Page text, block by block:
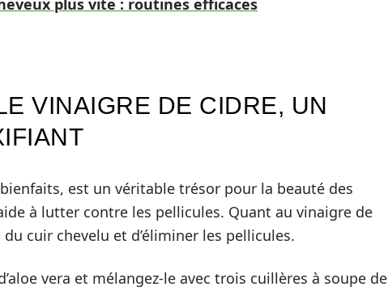
plus vite : routines efficaces
VINAIGRE DE CIDRE, UN
est un véritable trésor pour la beauté des
à lutter contre les pellicules. Quant au vinaigre de
cuir chevelu et d’éliminer les pellicules.
vera et mélangez-le avec trois cuillères à soupe de